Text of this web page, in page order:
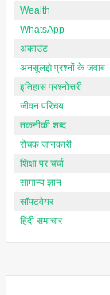
Wealth
WhatsApp
अकाउंट
अनसुलझे प्रश्नों के जवाब
इतिहास प्रश्नोत्तरी
जीवन परिचय
तकनीकी शब्द
रोचक जानकारी
शिक्षा पर चर्चा
सामान्य ज्ञान
सॉफ्टवेयर
हिंदी समाचार